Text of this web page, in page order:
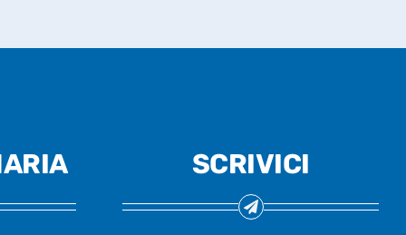
SCRIVICI